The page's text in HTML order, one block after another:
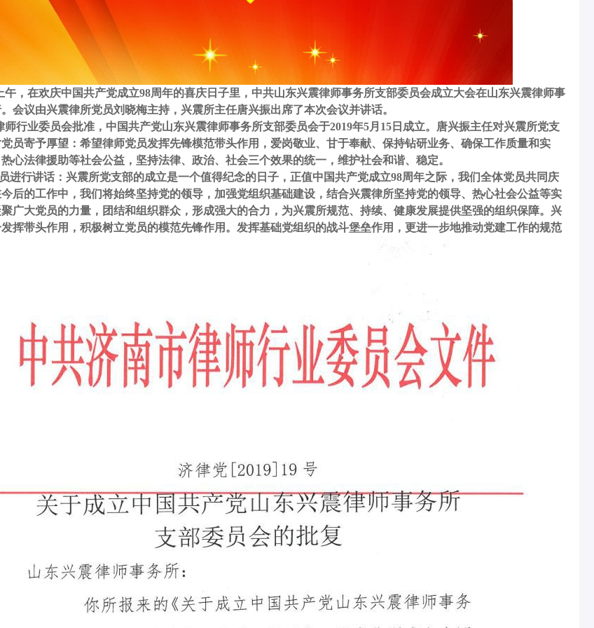
午，在欢庆中国共产党成立98周年的喜庆日子里，中共山东兴震律师事务所支部委员会成立大会在山东兴震律师事
会议由兴震律所党员刘晓梅主持，兴震所主任唐兴振出席了本次会议并讲话。
师行业委员会批准，中国共产党山东兴震律师事务所支部委员会于2019年5月15日成立。唐兴振主任对兴震所党支
员寄予厚望：希望律师党员发挥先锋模范带头作用，爱岗敬业、甘于奉献、保持钻研业务、确保工作质量和实
心法律援助等社会公益，坚持法律、政治、社会三个效果的统一，维护社会和谐、稳定。
进行讲话：兴震所党支部的成立是一个值得纪念的日子，正值中国共产党成立98周年之际，我们全体党员共同庆
后的工作中，我们将始终坚持党的领导，加强党组织基础建设，结合兴震律所坚持党的领导、热心社会公益等实
广大党员的力量，团结和组织群众，形成强大的合力，为兴震所规范、持续、健康发展提供坚强的组织保障。兴
挥带头作用，积极树立党员的模范先锋作用。发挥基础党组织的战斗堡垒作用，更进一步地推动党建工作的规范